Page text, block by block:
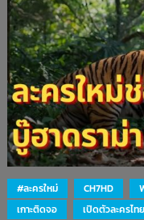
#ละครใหม่ CH7HD
เกาะติดจอ
เปิดตัวละครไทย